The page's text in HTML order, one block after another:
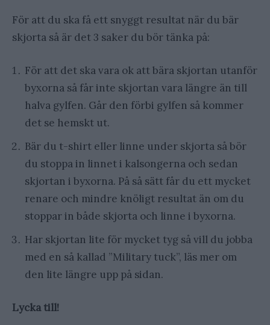
För att du ska få ett snyggt resultat när du bär
skjorta så är det 3 saker du bör tänka på:
För att det ska vara ok att bära skjortan utanför
byxorna så får inte skjortan vara längre än till
halva gylfen. Går den förbi gylfen så kommer
det se hemskt ut.
Bär du t-shirt eller linne under skjorta så bör
du stoppa in linnet i kalsongerna och sedan
skjortan i byxorna. På så sätt får du ett mycket
renare och mindre knöligt resultat än om du
stoppar in både skjorta och linne i byxorna.
Har skjortan lite för mycket tyg så vill du jobba
med en så kallad ”Military tuck”, läs mer om
den lite längre upp på sidan.
Lycka till!